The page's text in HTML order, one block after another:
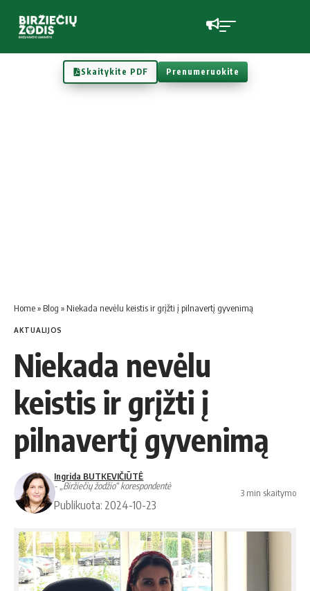
Skaitykite PDF Prenumeruokite
Home» Blog » Niekada nevėlu keistis ir grįžti į pilnavertį gyvenimą
AKTUALIJOS
Niekada nevėlu
keistis ir grįžti į
pilnavertį gyvenimą
Ingrida BUTKEVIČIŪTĖ
- „Biržiečių žodžio“ korespondentė
Publikuota: 2024-10-23
3 min skaitymo